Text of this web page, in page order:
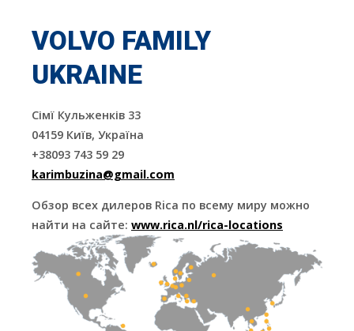
VOLVO FAMILY
UKRAINE
Сімї Кульженків 33
04159 Київ, Україна
+38093 743 59 29
karimbuzina@gmail.com
Обзор всех дилеров Rica по всему миру можно
найти на сайте: www.rica.nl/rica-locations